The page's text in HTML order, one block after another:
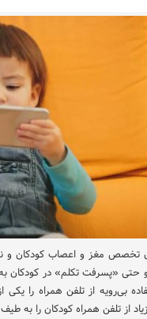
تخصص مغز و اعصاب کودکان و
حتی «پسرفت تکلم» در کودکان
بی‌رویه از تلفن همراه را
از تلفن همراه کودکان را به